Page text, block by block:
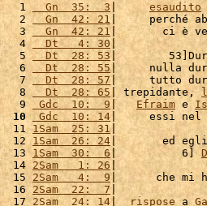
  1
  Gn  35:  3
| esaudito
  2
  Gn  42: 21
|     perché
  3
  Gn  42: 21
|       ci è
  4
  Dt   4: 30
|
  5
  Dt  28: 53
|
  6
  Dt  28: 55
|     nulla
  7
  Dt  28: 57
|     tutto
  8
  Dt  28: 65
| trepidante,
  9
Gdc  10:  9 | Efraim e
10
Gdc  10: 14 |     essi nel
11 1Sam  25: 31|
12 1Sam  26: 24 |       ed egli
13 1Sam  30:  6 |          6]
14 2Sam   1: 26 |
15 2Sam   4:  9 |      che mi
16 2Sam  22:  7|
17 2Sam  24: 14| rispose a